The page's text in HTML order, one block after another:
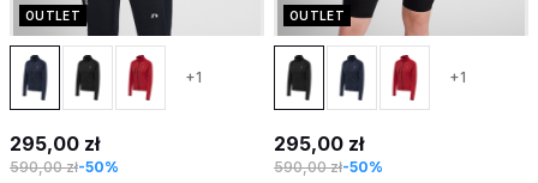
OUTLET
+1
295,00 zł
590,00 zł-50%
OUTLET
+1
295,00 zł
590,00 zł-50%